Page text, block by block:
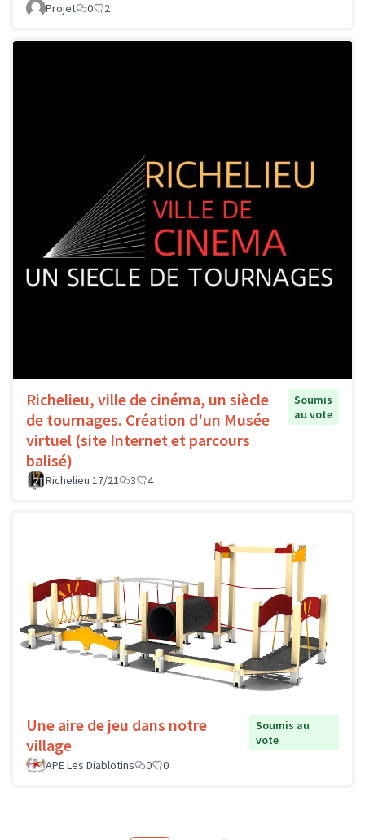
Projet
0 2
Richelieu, ville de cinéma, un siècle
de tournages. Création d'un Musée
virtuel (site Internet et parcours
balisé)
Soumis
au vote
Richelieu 17/21 3 4
Une aire de jeu dans notre
village
Soumis au
vote
APE Les Diablotins
0 0